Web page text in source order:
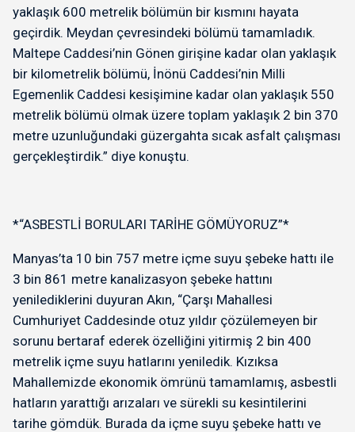
yaklaşık 600 metrelik bölümün bir kısmını hayata
geçirdik. Meydan çevresindeki bölümü tamamladık.
Maltepe Caddesi’nin Gönen girişine kadar olan yaklaşık
bir kilometrelik bölümü, İnönü Caddesi’nin Milli
Egemenlik Caddesi kesişimine kadar olan yaklaşık 550
metrelik bölümü olmak üzere toplam yaklaşık 2 bin 370
metre uzunluğundaki güzergahta sıcak asfalt çalışması
gerçekleştirdik.” diye konuştu.
*“ASBESTLİ BORULARI TARİHE GÖMÜYORUZ”*
Manyas’ta 10 bin 757 metre içme suyu şebeke hattı ile
3 bin 861 metre kanalizasyon şebeke hattını
yenilediklerini duyuran Akın, “Çarşı Mahallesi
Cumhuriyet Caddesinde otuz yıldır çözülemeyen bir
sorunu bertaraf ederek özelliğini yitirmiş 2 bin 400
metrelik içme suyu hatlarını yeniledik. Kızıksa
Mahallemizde ekonomik ömrünü tamamlamış, asbestli
hatların yarattığı arızaları ve sürekli su kesintilerini
tarihe gömdük. Burada da içme suyu şebeke hattı ve